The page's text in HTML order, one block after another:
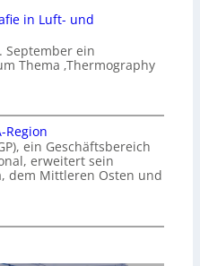
in Luft- und
September ein
Thema ‚Thermography
Region
ein Geschäftsbereich
erweitert sein
dem Mittleren Osten und